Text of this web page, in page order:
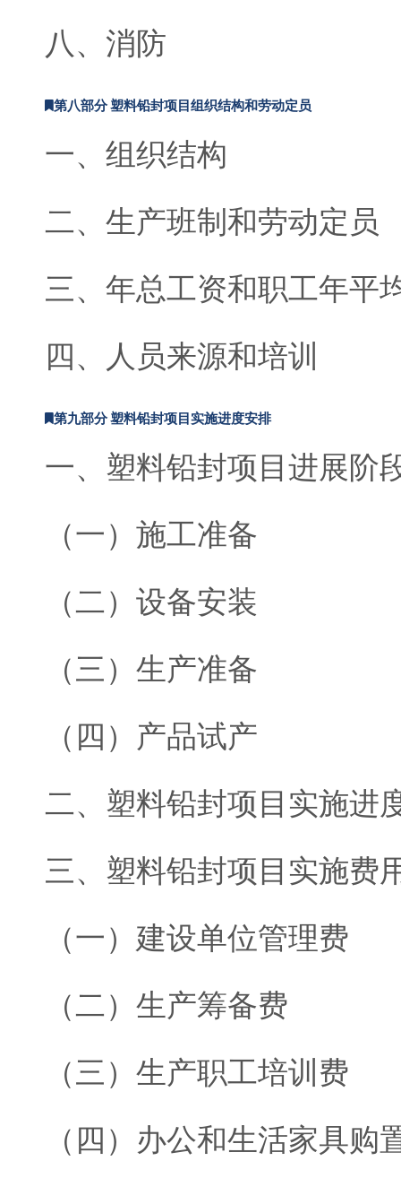
八、消防
第八部分 塑料铅封项目组织结构和劳动定员
一、组织结构
二、生产班制和劳动定员
三、年总工资和职工年平
四、人员来源和培训
第九部分 塑料铅封项目实施进度安排
一、塑料铅封项目进展阶
（一）施工准备
（二）设备安装
（三）生产准备
（四）产品试产
二、塑料铅封项目实施进
三、塑料铅封项目实施费
（一）建设单位管理费
（二）生产筹备费
（三）生产职工培训费
（四）办公和生活家具购